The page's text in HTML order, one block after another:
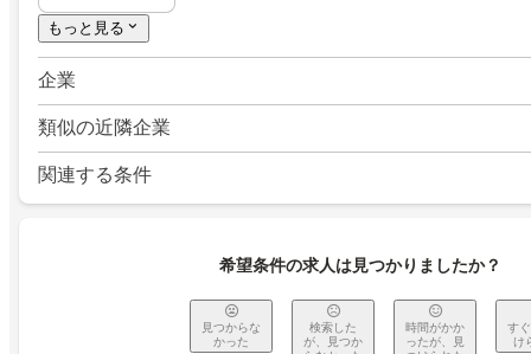
もっと見る
企業
類似の近隣企業
関連する条件
希望条件の求人は見つかりましたか？
見つからな
かった
検索した
が、見つか
時間がかか
ったが、見
す
け